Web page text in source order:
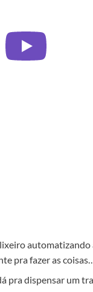
automatizando
pra fazer as
pra dispensar um